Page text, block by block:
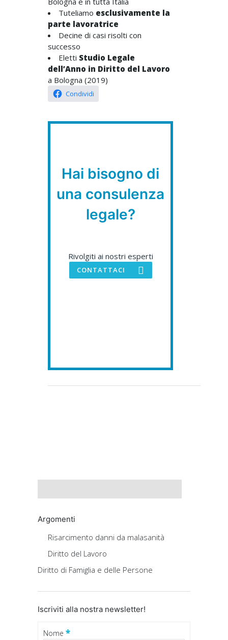
Tuteliamo esclusivamente la
parte lavoratrice
Decine di casi risolti con
successo
Eletti Studio Legale
dell’Anno in Diritto del Lavoro
a Bologna (2019)
Condividi
Hai bisogno di
una consulenza
legale?
Rivolgiti ai nostri esperti
CONTATTACI
Argomenti
Risarcimento danni da malasanità
Diritto del Lavoro
Diritto di Famiglia e delle Persone
Iscriviti alla nostra newsletter!
Nome *